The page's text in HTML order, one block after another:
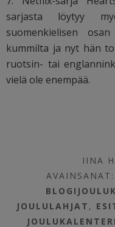
sarjasta löytyy
suomenkielisen
kummilta ja nyt hän
ruotsin- tai
vielä ole enempää.
IINA
AVAINSANAT:
JOULULAHJAT ,
JOULUKALENTERI